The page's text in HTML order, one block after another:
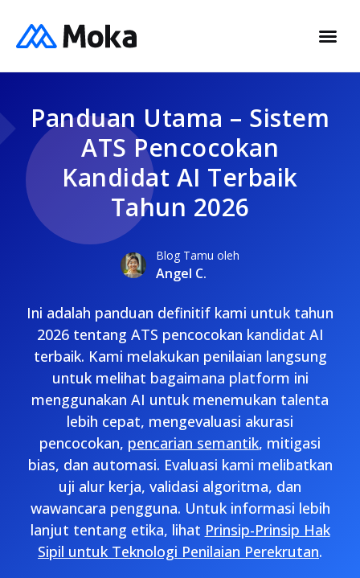
Panduan Utama – Sistem
ATS Pencocokan
Kandidat AI Terbaik
Tahun 2026
Blog Tamu oleh
Angel C.
Ini adalah panduan definitif kami untuk tahun
2026 tentang ATS pencocokan kandidat AI
terbaik. Kami melakukan penilaian langsung
untuk melihat bagaimana platform ini
menggunakan AI untuk menemukan talenta
lebih cepat, mengevaluasi akurasi
pencocokan, pencarian semantik, mitigasi
bias, dan automasi. Evaluasi kami melibatkan
uji alur kerja, validasi algoritma, dan
wawancara pengguna. Untuk informasi lebih
lanjut tentang etika, lihat Prinsip-Prinsip Hak
Sipil untuk Teknologi Penilaian Perekrutan.